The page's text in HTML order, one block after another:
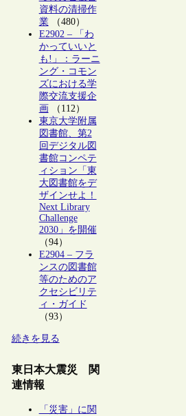
資料の清掃作
業（480）
E2902 – 「わ
かっていいと
も!」：ラーニ
ング・コモン
ズにおける学
際交流支援企
画 （112）
東京大学附属
図書館、第2
回デジタル図
書館コンペテ
ィション「東
大図書館をデ
ザインせよ！
Next Library
Challenge
2030」を開催
（94）
E2904 – フラ
ンスの図書館
等のためのア
クセシビリテ
ィ・ガイド
（93）
続きを見る
東日本大震災 関
連情報
「災害」に関